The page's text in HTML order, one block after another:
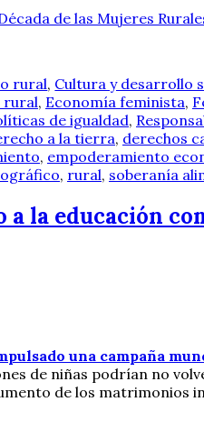
de las Mujeres
rural, Cultura y desarrollo
rural, Economía feminista,
de igualdad,
a la tierra, derechos
, empoderamiento
, rural, soberanía
la educación
una campaña
de niñas podrían no
de los